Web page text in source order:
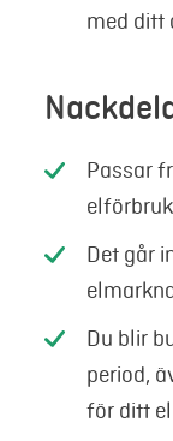
med ditt
Passar
Det går
Du blir
period,
för ditt